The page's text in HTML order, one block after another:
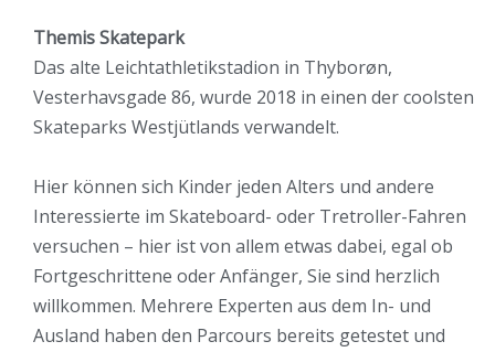
Themis Skatepark
Das alte Leichtathletikstadion in Thyborøn,
Vesterhavsgade 86, wurde 2018 in einen der coolsten
Skateparks Westjütlands verwandelt.
Hier können sich Kinder jeden Alters und andere
Interessierte im Skateboard- oder Tretroller-Fahren
versuchen – hier ist von allem etwas dabei, egal ob
Fortgeschrittene oder Anfänger, Sie sind herzlich
willkommen. Mehrere Experten aus dem In- und
Ausland haben den Parcours bereits getestet und